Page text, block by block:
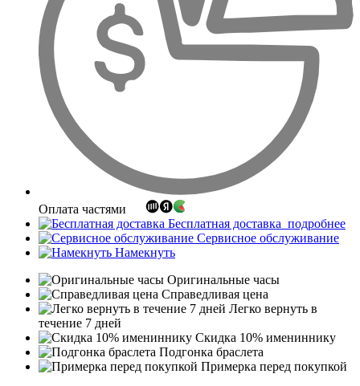
Оплата частями
Бесплатная доставка подробнее
Сервисное обслуживание
Намекнуть
Оригинальные часы
Справедливая цена
Легко вернуть в
течение 7 дней
Скидка 10% имениннику
Подгонка браслета
Примерка перед покупкой